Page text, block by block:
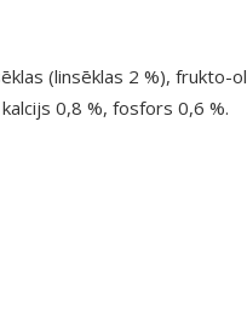
(linsēklas 2 %), frukto-
0,8 %, fosfors 0,6 %.